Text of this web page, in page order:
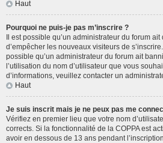
Haut
Pourquoi ne puis-je pas m’inscrire ?
Il est possible qu’un administrateur du forum
d’empêcher les nouveaux visiteurs de
possible qu’un administrateur du forum ait
l’utilisation du nom d’utilisateur que vous
d’informations, veuillez contacter un
Haut
Je suis inscrit mais je ne peux pas me
Vérifiez en premier lieu que votre nom
corrects. Si la fonctionnalité de la COPPA est
avoir en dessous de 13 ans pendant